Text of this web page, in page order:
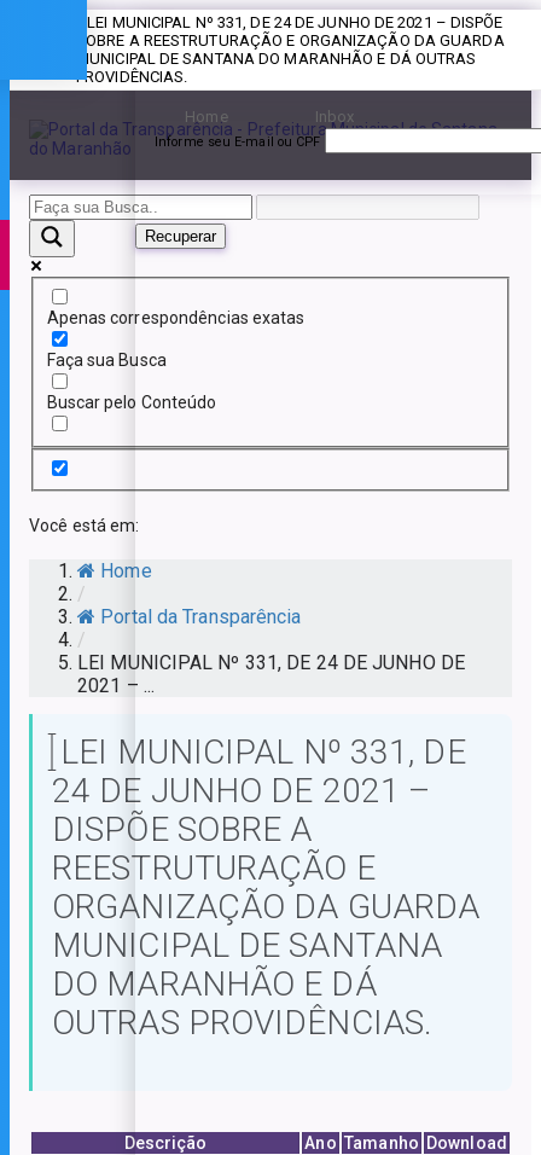
» LEI MUNICIPAL Nº 331, DE 24 DE JUNHO DE 2021 – DISPÕE
SOBRE A REESTRUTURAÇÃO E ORGANIZAÇÃO DA GUARDA
MUNICIPAL DE SANTANA DO MARANHÃO E DÁ OUTRAS
PROVIDÊNCIAS.
Apenas correspondências exatas
Faça sua Busca
Buscar pelo Conteúdo
Você está em:
Home
/
Portal da Transparência
/
LEI MUNICIPAL Nº 331, DE 24 DE JUNHO DE
2021 – ...
LEI MUNICIPAL Nº 331, DE
24 DE JUNHO DE 2021 –
DISPÕE SOBRE A
REESTRUTURAÇÃO E
ORGANIZAÇÃO DA GUARDA
MUNICIPAL DE SANTANA
DO MARANHÃO E DÁ
OUTRAS PROVIDÊNCIAS.
Descrição Ano Tamanho Download
Home Inbox
Esqueceu a senha?
Informe seu E-mail ou CPF
Recuperar